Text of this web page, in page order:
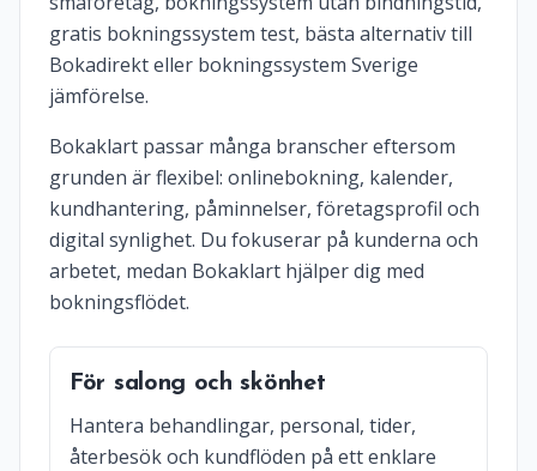
gratis bokningssystem test, bästa alternativ till
Bokadirekt eller bokningssystem Sverige
jämförelse.
Bokaklart passar många branscher eftersom
grunden är flexibel: onlinebokning, kalender,
kundhantering, påminnelser, företagsprofil och
digital synlighet. Du fokuserar på kunderna och
arbetet, medan Bokaklart hjälper dig med
bokningsflödet.
För salong och skönhet
Hantera behandlingar, personal, tider,
återbesök och kundflöden på ett enklare